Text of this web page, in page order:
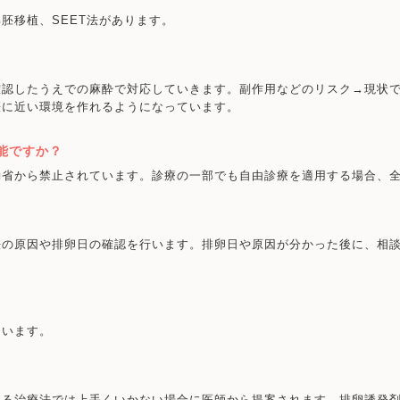
移植、SEET法があります。
したうえでの麻酔で対応していきます。副作用などのリスク→現状
近い環境を作れるようになっています。
ですか？
から禁止されています。診療の一部でも自由診療を適用する場合、
原因や排卵日の確認を行います。排卵日や原因が分かった後に、相
ます。